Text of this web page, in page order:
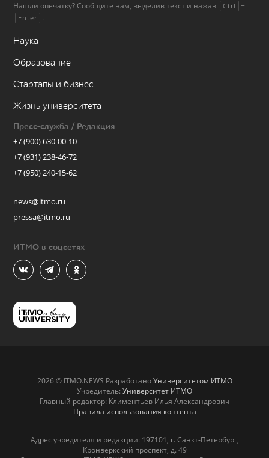
Нашли опечатку? Сообщите нам, выделив текст и нажав Ctrl +
Enter .
Наука
Образование
Стартапы и бизнес
Жизнь университета
Пресс-служба / Редакция
+7 (900) 630-00-10
+7 (931) 238-46-72
+7 (950) 240-15-62
news@itmo.ru
pressa@itmo.ru
ИТМО в соцсетях
2026 © ITMO.NEWS РазработаноУниверситетом ИТМО
Учредитель: Университет ИТМО
Главный редактор: Климентьев Илья Александрович
Правила использования контента
Адрес учредителя и редакции: 197101, г. Санкт-Петербург,
Кронверкский проспект, д. 49